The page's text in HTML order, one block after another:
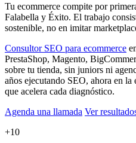
Tu ecommerce compite por
Falabella y Éxito. El trabajo
sostenible, no en imitar
Consultor SEO para ecommerce
PrestaShop, Magento,
sobre tu tienda, sin juniors ni
años ejecutando SEO, ahora en
que acelera cada diagnóstico.
Agenda una llamada Ver
+10